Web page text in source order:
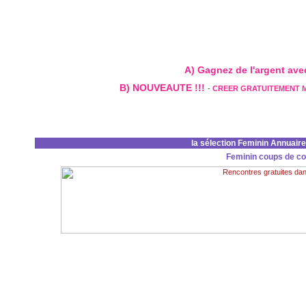
A) Gagnez de l'argent
B) NOUVEAUTE !!! - CREER GRATUITEMENT
la sélection Feminin
Feminin coups de